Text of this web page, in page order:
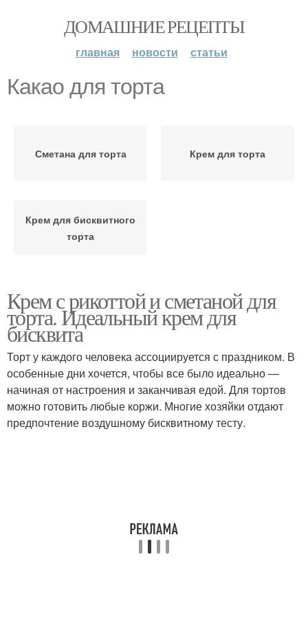
ДОМАШНИЕ РЕЦЕПТЫ
главная новости статьи
Какао для торта
Сметана для торта Крем для торта
Крем для бисквитного
торта
Крем с рикоттой и сметаной для
торта. Идеальный крем для
бисквита
Торт у каждого человека ассоциируется с праздником. В
особенные дни хочется, чтобы все было идеально —
начиная от настроения и заканчивая едой. Для тортов
можно готовить любые коржи. Многие хозяйки отдают
предпочтение воздушному бисквитному тесту.